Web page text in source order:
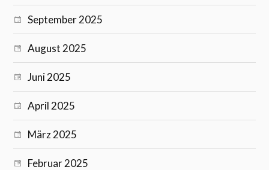
September 2025
August 2025
Juni 2025
April 2025
März 2025
Februar 2025